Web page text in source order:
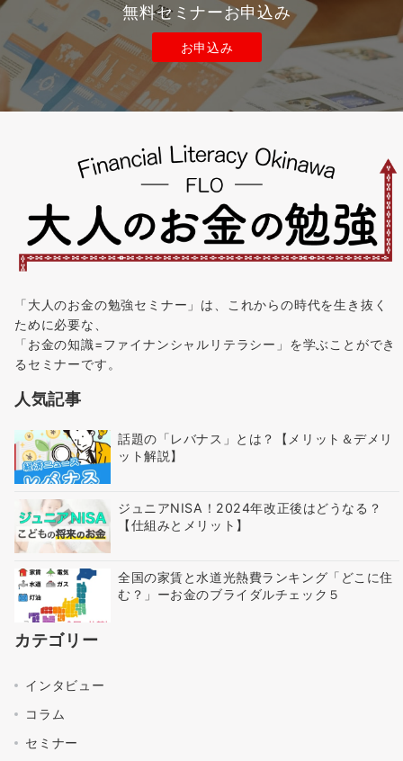
無料セミナーお申込み
お申込み
「大人のお金の勉強セミナー」は、これからの時代を生き抜く
ために必要な、
「お金の知識=ファイナンシャルリテラシー」を学ぶことができ
るセミナーです。
人気記事
話題の「レバナス」とは？【メリット＆デメリ
ット解説】
ジュニアNISA！2024年改正後はどうなる？
【仕組みとメリット】
全国の家賃と水道光熱費ランキング「どこに住
む？」ーお金のブライダルチェック５
カテゴリー
インタビュー
コラム
セミナー